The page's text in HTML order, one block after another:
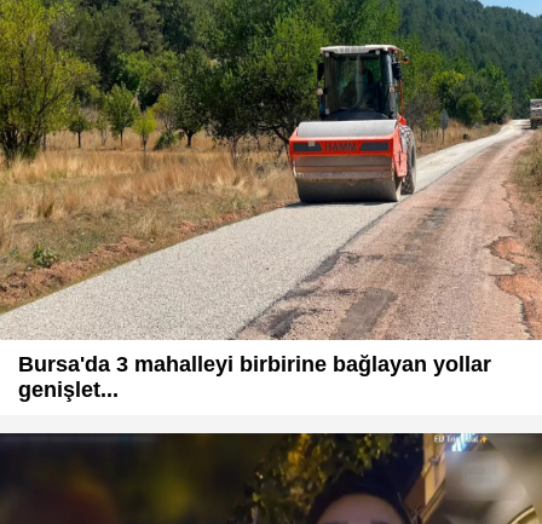
Bursa'da 3 mahalleyi birbirine bağlayan yollar
genişlet...